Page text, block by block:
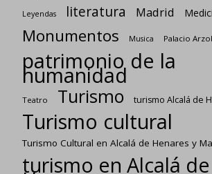
Leyendas literatura Madrid
Monumentos Musica Palacio
patrimonio de la
humanidad
Teatro Turismo turismo Alcalá de
Turismo cultural
Turismo Cultural en Alcalá de Henares y
turismo en Alcalá de